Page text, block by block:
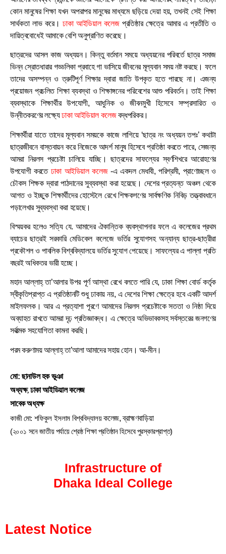
কোন মানুষের শিক্ষা যখন অপরাপর মানুষের মাধ্যমে ছড়িয়ে দেয়া হয়, তখনই সেই শিক্ষা
সার্থকতা লাভ করে।ঢাকা আইডিয়াল কলেজপ্রতিষ্ঠার ক্ষেত্রে আমার এ প্রতীতি ও
দায়িত্ববোধেই আমাকে বেশি অনুপ্রাণিত করেছে।
ছাত্রদের আসল কাজ অধ্যয়ন। কিন্তু বর্তমান সময়ে অধ্যয়নের পরিবর্তে ছাত্র সমাজ
ভিন্ন স্রোতধারার গড্ডলিকা প্রবাহে গা ভাসিয়ে জীবনের মূল্যবান সময় নষ্ট করছে। ফলে
তাদের অসম্পন্ন ও ত্রুটিপূর্ণ শিক্ষার দ্বারা জাতি উপকৃত হতে পারছে না। এজন্য
প্রয়োজন প্রচলিত শিক্ষা ব্যবস্থা ও শিক্ষাঙ্গনের পরিবেশের আশু পরিবর্তন। তাই শিক্ষা
ব্যবস্থাকে শিক্ষার্থীর উপযোগী, আধুনিক ও জীবনমুখী হিসেবে সম্প্রসারিত ও
উন্নীতকরণের লক্ষ্যেঢাকা আইডিয়াল কলেজবদ্ধপরিকর।
শিক্ষার্থীরা যাতে তাদের মূল্যবান সময়কে কাজে লাগিয়ে ‘ছাত্র নং অধ্যয়ন তপঃ’ কথাটা
ছাত্রজীবনে বাস্তবায়ন করে নিজেকে আদর্শ মানুষ হিসেবে প্রতিষ্ঠা করতে পারে, সেজন্য
আমরা নিরলস প্রচেষ্টা চালিয়ে যাচ্ছি। ছাত্রদের সাফল্যের স্বর্ণশিখরে আরোহণের
উপযোগী করতে ঢাকা আইডিয়াল কলেজ -এ একদল মেধাবী, পরিশ্রমী, প্রাণোচ্ছল ও
চৌকস শিক্ষক দ্বারা পাঠদানের সুব্যবস্থা করা হয়েছে। দেশের প্রত্যন্ত অঞ্চল থেকে
আগত ও ইচ্ছুক শিক্ষার্থীদের হোস্টেলে রেখে শিক্ষকগণের সার্বক্ষণিক নিবিড় তত্ত্বাবধানে
পড়ালেখার সুব্যবস্থা করা হয়েছে।
বিস্ময়কর হলেও সত্যি যে. আমাদের ঐকান্তিক ব্যবস্থাপনার ফলে এ কলেজের প্রথম
ব্যাচের ছাত্রই সরকারি মেডিকেল কলেজে ভর্তির সুযোগসহ অন্যান্য ছাত্র-ছাত্রীরা
প্রকৌশল ও পাবলিক বিশ্ববিদ্যালয়ে ভর্তির সুযোগ পেয়েছে। সাফল্যের এ পাল্লা প্রতি
বছরই অধিকতর ভারী হচ্ছে।
মহান আল্লাহ্ তা’আলার উপর পূর্ণ আস্থা রেখে বলতে পারি যে, ঢাকা শিক্ষা বোর্ড কর্তৃক
স্বীকৃতিপ্রাপ্ত এ প্রতিষ্ঠানটি শুধু ঢাকায় নয়, এ দেশের শিক্ষা ক্ষেত্রে হবে একটি আদর্শ
মাইলফলক। আর এ প্রত্যাশা পূরণে আমাদের নিরলস প্রচেষ্টাকে সততা ও নিষ্ঠা দিয়ে
অব্যাহত রাখতে আমরা দৃঢ় প্রতিজ্ঞাবদ্ধ। এ ক্ষেত্রে অভিভাবকসহ সর্বস্তরের জনগণের
সর্বাত্মক সহযোগিতা কামনা করছি।
পরম করুণাময় আল্লাহ্ তা’আলা আমাদের সহায় হোন। আ-মীন।
মো: ছানাউল হক ভূঞা
অধ্যক্ষ, ঢাকা আইডিয়াল কলেজ
সাবেক অধ্যক্ষ
কাজী মো: শফিকুল ইসলাম বিশ্ববিদ্যালয়কলেজ, ব্রাহ্মণবাড়িয়া
(২০০১ সনে জাতীয় পর্যায়ে শ্রেষ্ঠ শিক্ষা প্রতিষ্ঠান হিসেবে পুরস্কারপ্রাপ্ত)
Infrastructure of
Dhaka Ideal College​
Latest Notice